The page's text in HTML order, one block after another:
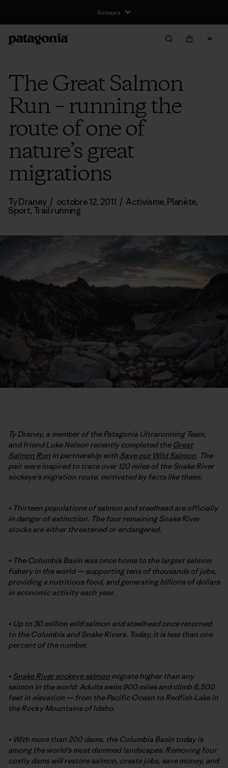
Retours
The Great Salmon
Run – running the
route of one of
nature’s great
migrations
Ty Draney / octobre 12, 2011 / Activisme,Planète,
Sport, Trail running
Ty Draney, a member of the Patagonia Ultrarunning Team,
and friend Luke Nelson recently completed the Great
Salmon Run in partnership with Save our Wild Salmon. The
pair were inspired to trace over 120 miles of the Snake River
sockeye's migration route, motivated by facts like these:
• Thirteen populations of salmon and steelhead are officially
in danger of extinction. The four remaining Snake River
stocks are either threatened or endangered.
• The Columbia Basin was once home to the largest salmon
fishery in the world — supporting tens of thousands of jobs,
providing a nutritious food, and generating billions of dollars
in economic activity each year.
• Up to 30 million wild salmon and steelhead once returned
to the Columbia and Snake Rivers. Today, it is less than one
percent of the number.
• Snake River sockeye salmon migrate higher than any
salmon in the world: Adults swim 900 miles and climb 6,500
feet in elevation — from the Pacific Ocean to Redfish Lake in
the Rocky Mountains of Idaho.
• With more than 200 dams, the Columbia Basin today is
among the world’s most dammed landscapes. Removing four
costly dams will restore salmon, create jobs, save money, and